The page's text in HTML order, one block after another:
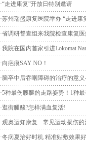
·“走进康复”开放日特别邀请
·苏州瑞盛康复医院举办 “走进
·省调研督查组来我院检查康复
·我院在国内首家引进Lokomat
·向疤痕SAY NO！
·脑卒中后吞咽障碍的治疗的意
·5种最伤腰腿的走路姿势！1种
·逛街腿酸?怎样满血复活!
·观奥运知康复 --常见运动损伤
·冬病夏治好时机 精准贴敷效果好